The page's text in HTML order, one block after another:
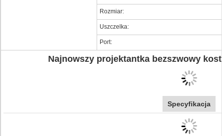
Rozmiar:
Uszczelka:
Port:
Najnowszy projektantka bezszwowy
Specyfikacja